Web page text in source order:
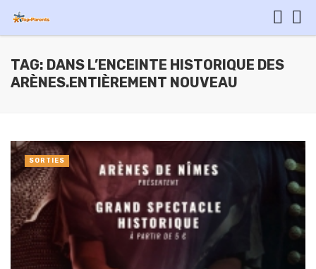
TAG: DANS L’ENCEINTE HISTORIQUE DES
ARÈNES.ENTIÈREMENT NOUVEAU
SORTIES